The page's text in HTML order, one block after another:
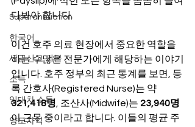
Superannuation
한국어
세금신고 기본
소득
임대차 소득
양도차익
다봐야 합니다.
이건 호주 의료 현장에서 중요한 역할을
하는 수많은 전문가에게 해당하는 이야기
입니다. 호주 정부의 최근 통계를 보면, 등
록 간호사(Registered Nurse)는 약
321,418명 , 조산사(Midwife)는 23,940명
이 근무 중이라고 합니다. 이들의 평균 주